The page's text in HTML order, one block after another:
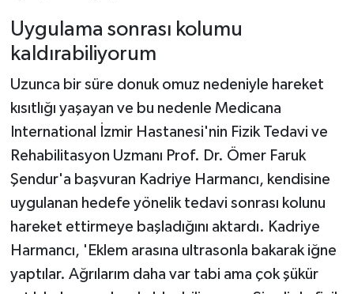
Uygulama sonrası kolumu
kaldırabiliyorum
Uzunca bir süre donuk omuz nedeniyle hareket
kısıtlığı yaşayan ve bu nedenle Medicana
International İzmir Hastanesi'nin Fizik Tedavi ve
Rehabilitasyon Uzmanı Prof. Dr. Ömer Faruk
Şendur'a başvuran Kadriye Harmancı, kendisine
uygulanan hedefe yönelik tedavi sonrası kolunu
hareket ettirmeye başladığını aktardı. Kadriye
Harmancı, 'Eklem arasına ultrasonla bakarak iğne
yaptılar. Ağrılarım daha var tabi ama çok şükür